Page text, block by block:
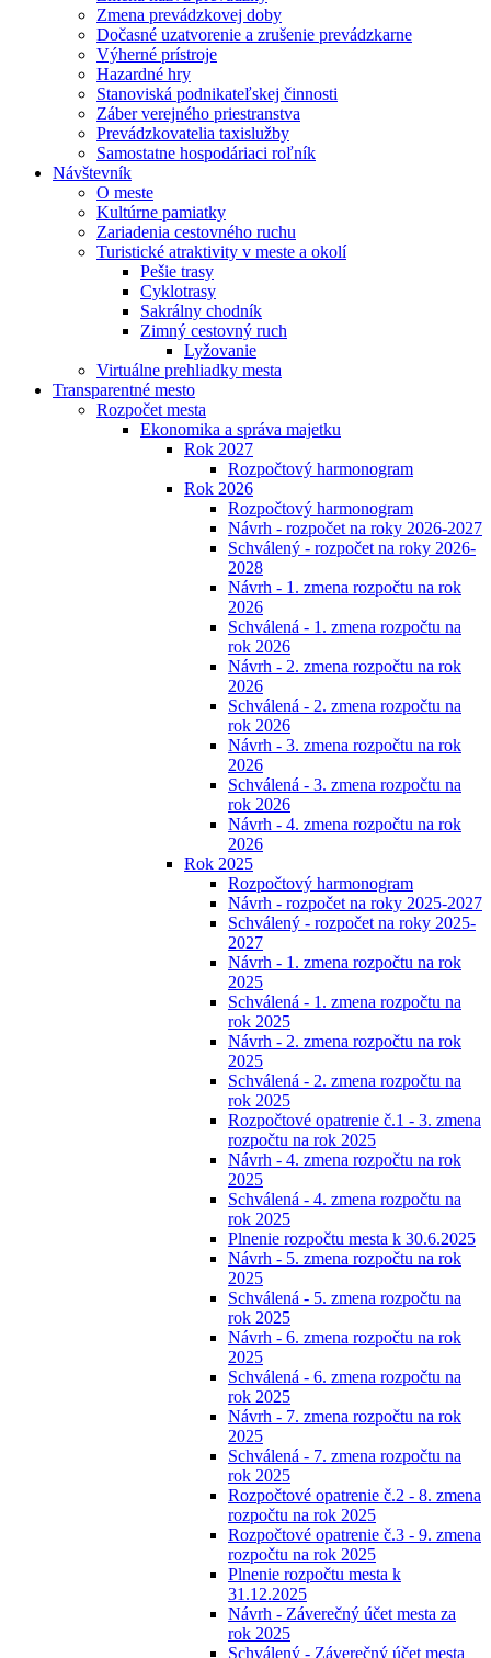
Zmena prevádzkovej doby
Dočasné uzatvorenie a zrušenie prevádzkarne
Výherné prístroje
Hazardné hry
Stanoviská podnikateľskej činnosti
Záber verejného priestranstva
Prevádzkovatelia taxislužby
Samostatne hospodáriaci roľník
Návštevník
O meste
Kultúrne pamiatky
Zariadenia cestovného ruchu
Turistické atraktivity v meste a okolí
Pešie trasy
Cyklotrasy
Sakrálny chodník
Zimný cestovný ruch
Lyžovanie
Virtuálne prehliadky mesta
Transparentné mesto
Rozpočet mesta
Ekonomika a správa majetku
Rok 2027
Rozpočtový harmonogram
Rok 2026
Rozpočtový harmonogram
Návrh - rozpočet na roky 2026-2027
Schválený - rozpočet na roky 2026-
2028
Návrh - 1. zmena rozpočtu na rok
2026
Schválená - 1. zmena rozpočtu na
rok 2026
Návrh - 2. zmena rozpočtu na rok
2026
Schválená - 2. zmena rozpočtu na
rok 2026
Návrh - 3. zmena rozpočtu na rok
2026
Schválená - 3. zmena rozpočtu na
rok 2026
Návrh - 4. zmena rozpočtu na rok
2026
Rok 2025
Rozpočtový harmonogram
Návrh - rozpočet na roky 2025-2027
Schválený - rozpočet na roky 2025-
2027
Návrh - 1. zmena rozpočtu na rok
2025
Schválená - 1. zmena rozpočtu na
rok 2025
Návrh - 2. zmena rozpočtu na rok
2025
Schválená - 2. zmena rozpočtu na
rok 2025
Rozpočtové opatrenie č.1 - 3. zmena
rozpočtu na rok 2025
Návrh - 4. zmena rozpočtu na rok
2025
Schválená - 4. zmena rozpočtu na
rok 2025
Plnenie rozpočtu mesta k 30.6.2025
Návrh - 5. zmena rozpočtu na rok
2025
Schválená - 5. zmena rozpočtu na
rok 2025
Návrh - 6. zmena rozpočtu na rok
2025
Schválená - 6. zmena rozpočtu na
rok 2025
Návrh - 7. zmena rozpočtu na rok
2025
Schválená - 7. zmena rozpočtu na
rok 2025
Rozpočtové opatrenie č.2 - 8. zmena
rozpočtu na rok 2025
Rozpočtové opatrenie č.3 - 9. zmena
rozpočtu na rok 2025
Plnenie rozpočtu mesta k
31.12.2025
Návrh - Záverečný účet mesta za
rok 2025
Schválený - Záverečný účet mesta